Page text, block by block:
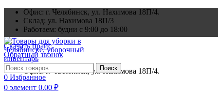
Офис: г. Челябинск, ул. Нахимова 18П/4.
Склад: ул. Нахимова 18П/3
Работаем: будни с 9:00 до 18:00
Скачать прайс
Обратный звонок
Офис: г. Челябинск, ул. Нахимова 18П/4.
Поиск
0 Избранное
0 элемент 0.00 ₽